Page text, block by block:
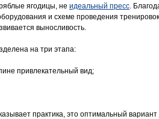
ягодицы, не идеальный пресс.
и схеме проведения
выносливость.
на три этапа:
привлекательный вид;
практика, это оптимальный вариант